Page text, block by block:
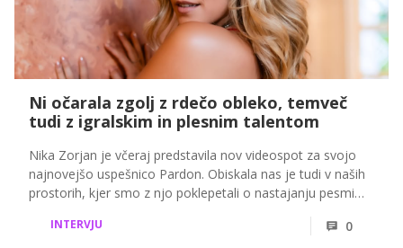
Ni očarala zgolj z rdečo obleko, temveč
tudi z igralskim in plesnim talentom
Nika Zorjan je včeraj predstavila nov videospot za svojo
najnovejšo uspešnico Pardon. Obiskala nas je tudi v naših
prostorih, kjer smo z njo poklepetali o nastajanju pesmi
uspešnice Kliše, ustvarjalnem procesu, plesnih izzivih,
INTERVJU 0